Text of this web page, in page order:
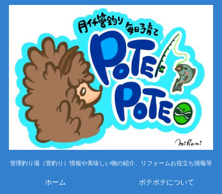
管理釣り場（管釣り）情報や美味しい物の紹介、リフォームお役立ち情報等
ホーム ポテポテについて